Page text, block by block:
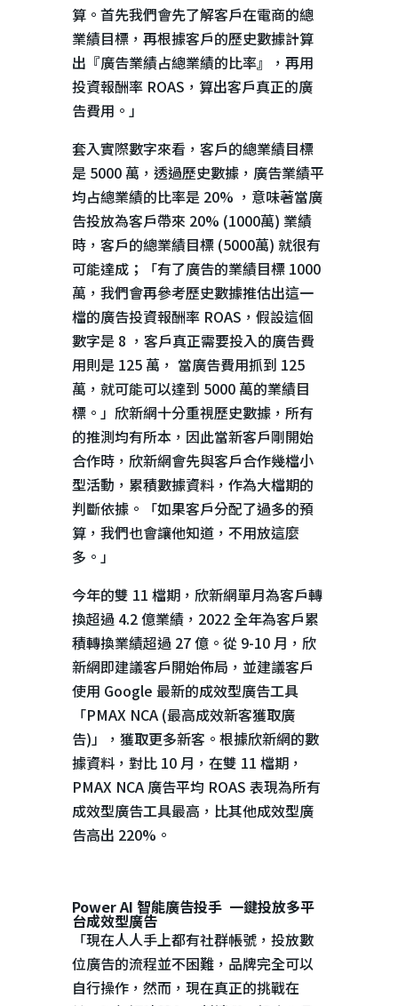
算。首先我們會先了解客戶在電商的總
業績目標，再根據客戶的歷史數據計算
出『廣告業績占總業績的比率』，再用
投資報酬率ROAS ，算出客戶真正的廣
告費用。」
套入實際數字來看，客戶的總業績目標
是5000 萬，透過歷史數據，廣告業績平
均占總業績的比率是20% ，意味著當廣
告投放為客戶帶來 20% (1000萬) 業績
時，客戶的總業績目標(5000萬) 就很有
可能達成；「有了廣告的業績目標1000
萬，我們會再參考歷史數據推估出這一
檔的廣告投資報酬率ROAS ，假設這個
數字是8 ，客戶真正需要投入的廣告費
用則是125 萬， 當廣告費用抓到 125
萬，就可能可以達到 5000 萬的業績目
標。」欣新網十分重視歷史數據，所有
的推測均有所本，因此當新客戶剛開始
合作時，欣新網會先與客戶合作幾檔小
型活動，累積數據資料，作為大檔期的
判斷依據。「如果客戶分配了過多的預
算，我們也會讓他知道，不用放這麼
多。」
今年的雙 11 檔期，欣新網單月為客戶轉
換超過4.2億業績， 2022全年為客戶累
積轉換業績超過27億。從9-10月，欣
新網即建議客戶開始佈局，並建議客戶
使用 Google 最新的成效型廣告工具
「PMAX NCA (最高成效新客獲取廣
告)」，獲取更多新客。根據欣新網的數
據資料，對比10月，在雙 11 檔期，
PMAX NCA 廣告平均 ROAS 表現為所有
成效型廣告工具最高，比其他成效型廣
告高出 220% 。
Power AI 智能廣告投手 一鍵投放多平
台成效型廣告
「現在人人手上都有社群帳號，投放數
位廣告的流程並不困難，品牌完全可以
自行操作，然而，現在真正的挑戰在